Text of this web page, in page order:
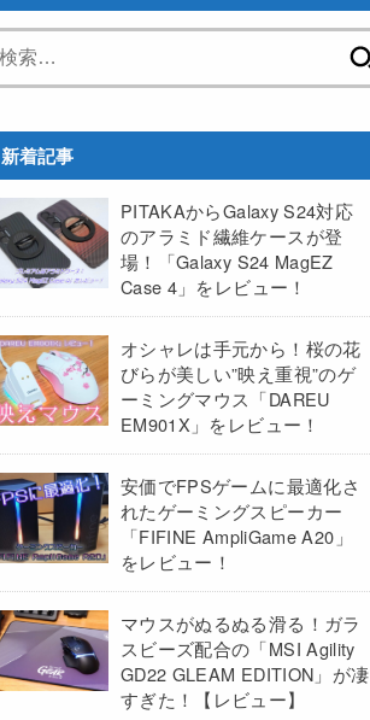
新着記事
PITAKAからGalaxy S24対応
のアラミド繊維ケースが登
場！「Galaxy S24 MagEZ
Case 4」をレビュー！
オシャレは手元から！桜の花
びらが美しい”映え重視”のゲ
ーミングマウス「DAREU
EM901X」をレビュー！
安価でFPSゲームに最適化さ
れたゲーミングスピーカー
「FIFINE AmpliGame A20」
をレビュー！
マウスがぬるぬる滑る！ガラ
スビーズ配合の「MSI Agility
GD22 GLEAM EDITION」が凄
すぎた！【レビュー】